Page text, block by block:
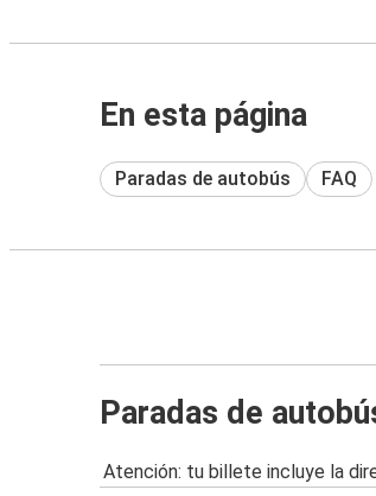
En esta página
Paradas de autobús FAQ
Paradas de
Atención: tu billete incluye la